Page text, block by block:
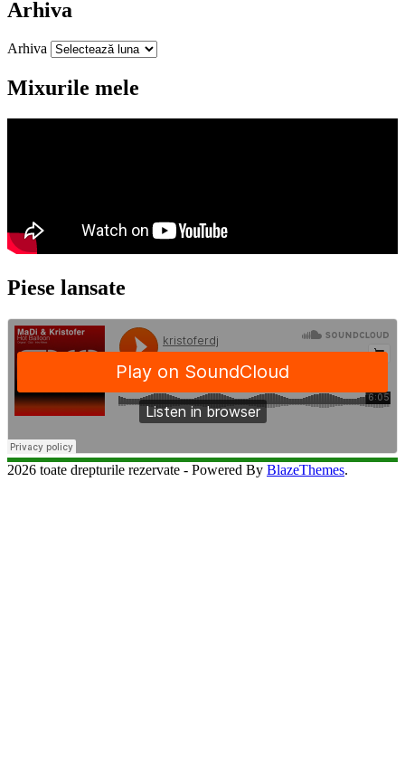
Arhiva
Arhiva
Mixurile mele
Piese lansate
2026 toate drepturile rezervate - Powered By BlazeThemes.